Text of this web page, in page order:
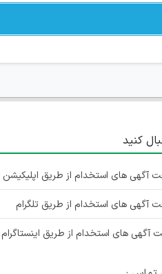
کنید
آگهی های استخدام از طریق اپلیکیشن
آگهی های استخدام از طریق تلگرام
آگهی های استخدام از طریق اینستاگرام